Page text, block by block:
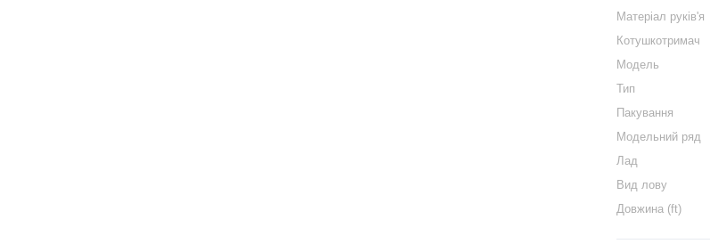
Матеріал руків'я
Котушкотримач
Модель
Тип
Пакування
Модельний ряд
Лад
Вид лову
Довжина (ft)